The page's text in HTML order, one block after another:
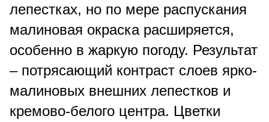
лепестках, но по мере распускания
малиновая окраска расширяется,
особенно в жаркую погоду. Результат
– потрясающий контраст слоев ярко-
малиновых внешних лепестков и
кремово-белого центра. Цветки